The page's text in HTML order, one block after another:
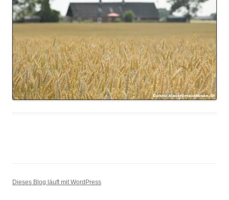
Dieses Blog läuft mit WordPress